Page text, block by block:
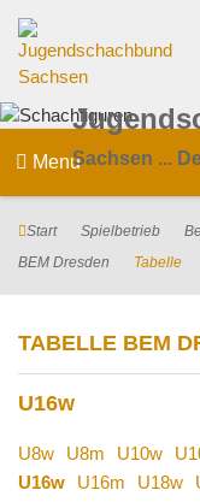
Sachsen ...
Menu
Start Spielbetrieb
BEM Dresden
Tabelle
TABELLE BEM
U16w
U8w U8m U10w
U16w
U16m U18w